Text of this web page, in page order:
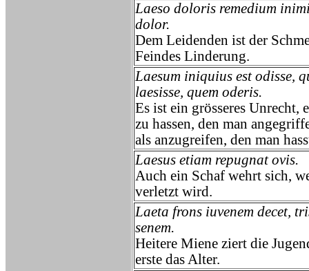
Laeso doloris remedium
dolor.
Dem Leidenden ist der
Feindes Linderung.
Laesum iniquius est odisse,
laesisse, quem oderis.
Es ist ein grösseres Unrecht,
zu hassen, den man
als anzugreifen, den man
Laesus etiam repugnat ovis.
Auch ein Schaf wehrt sich,
verletzt wird.
Laeta frons iuvenem decet,
senem.
Heitere Miene ziert die
erste das Alter.